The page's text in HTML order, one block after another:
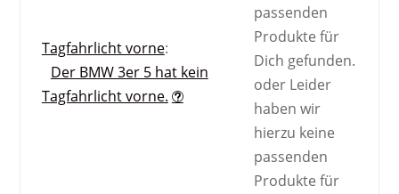
Tagfahrlicht vorne:
Der BMW 3er 5 hat kein
Tagfahrlicht vorne.
passenden
Produkte für
Dich gefunden.
oder Leider
haben wir
hierzu keine
passenden
Produkte für